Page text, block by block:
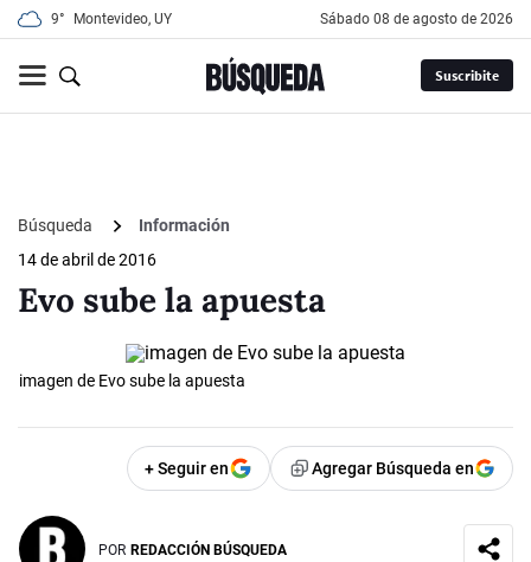
9° Montevideo, UY sábado 08 de agosto de 2026
Suscribite
Búsqueda
Información
14 de abril de 2016
Evo sube la apuesta
imagen de Evo sube la apuesta
+ Seguir en Agregar Búsqueda en
POR REDACCIÓN BÚSQUEDA